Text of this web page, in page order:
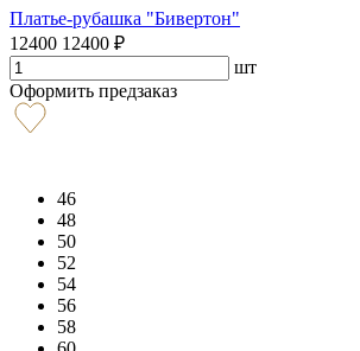
Платье-рубашка "Бивертон"
12400 12400 ₽
шт
Оформить предзаказ
46
48
50
52
54
56
58